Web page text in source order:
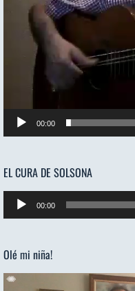
00:00
EL CURA DE SOLSONA
Reproductor
de
00:00
Olé mi niña!
Reproductor